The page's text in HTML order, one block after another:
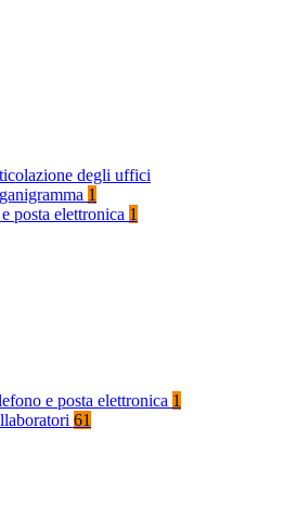
degli uffici
1
posta elettronica 1
e posta elettronica 1
61